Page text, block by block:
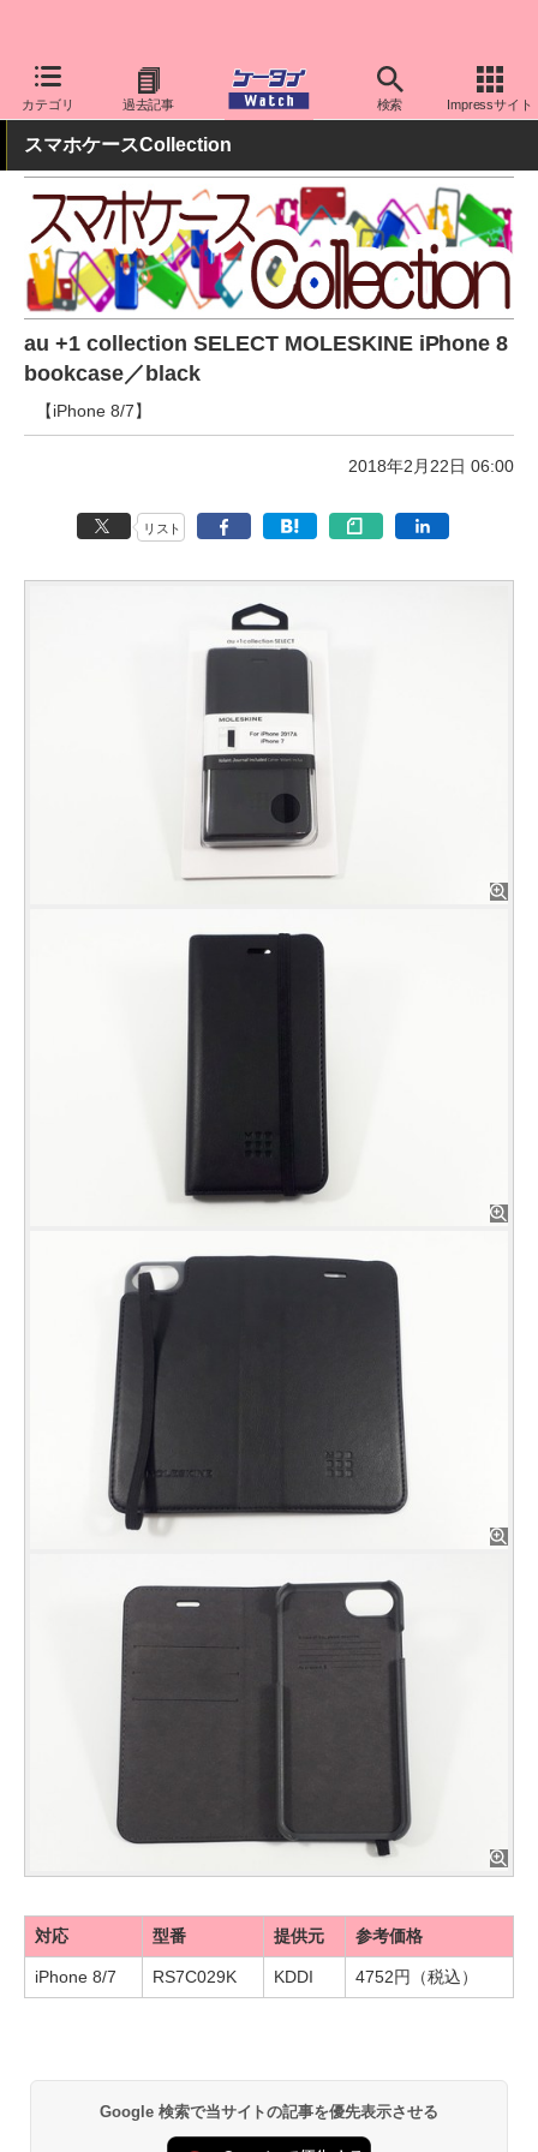
カテゴリ 過去記事 検索 Impressサイト
ケータイ Watch 周辺機器/アクセサリー スマホケース
スマホケースCollection
au +1 collection SELECT MOLESKINE iPhone 8
bookcase／black
【iPhone 8/7】
2018年2月22日 06:00
リスト
対応 型番 提供元 参考価格
iPhone 8/7 RS7C029K KDDI 4752円（税込）
Google 検索で当サイトの記事を優先表示させる